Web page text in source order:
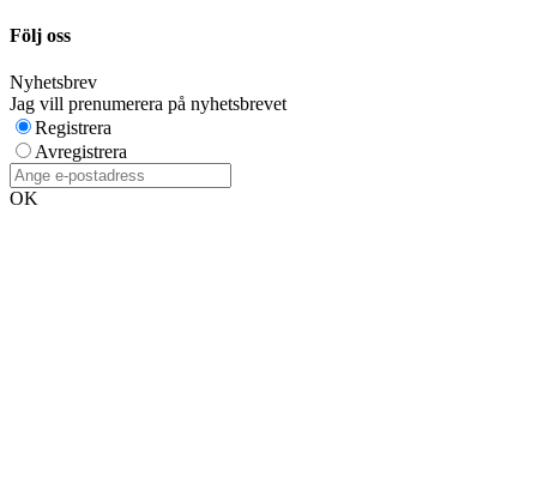
Följ oss
Nyhetsbrev
Jag vill prenumerera på nyhetsbrevet
Registrera
Avregistrera
OK